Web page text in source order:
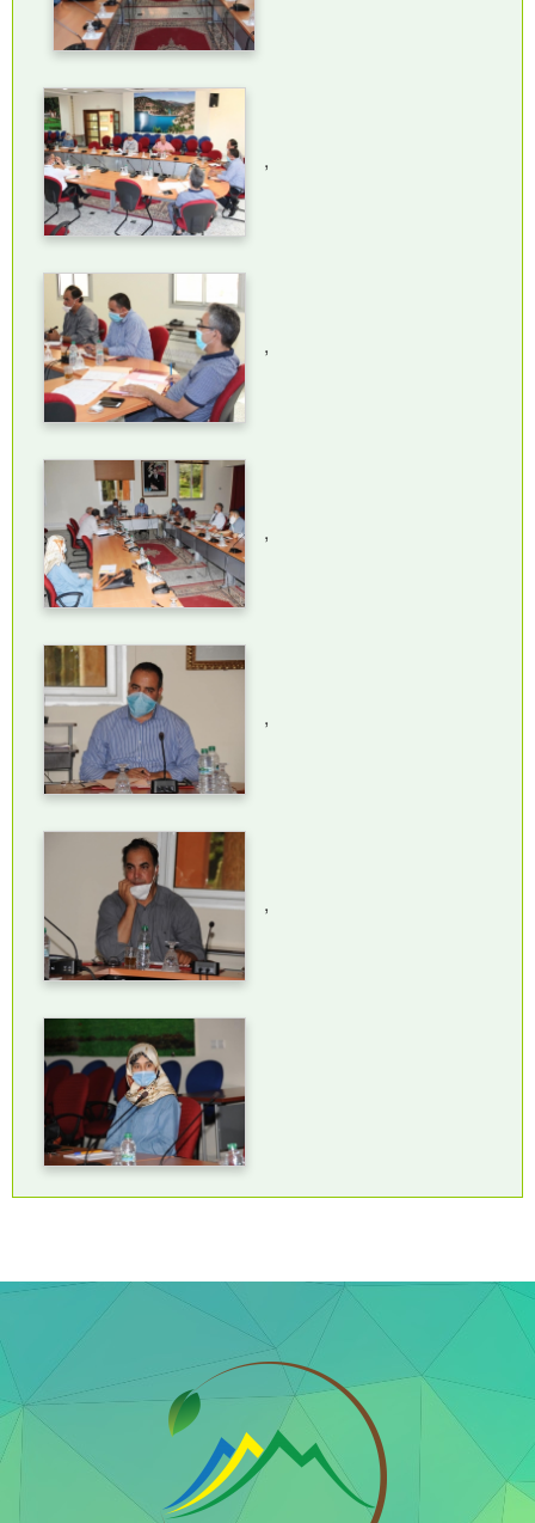
,
,
,
,
,